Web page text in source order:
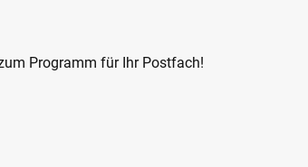
Programm für Ihr Postfach!